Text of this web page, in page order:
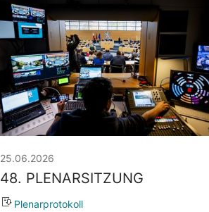
25.06.2026
48. PLENARSITZUNG
Plenarprotokoll